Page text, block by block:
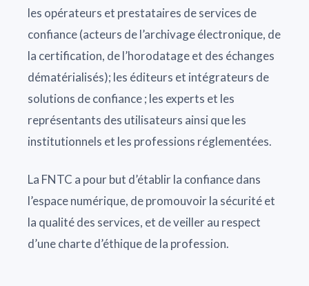
les opérateurs et prestataires de services de
confiance (acteurs de l’archivage électronique, de
la certification, de l’horodatage et des échanges
dématérialisés); les éditeurs et intégrateurs de
solutions de confiance ; les experts et les
représentants des utilisateurs ainsi que les
institutionnels et les professions réglementées.
La FNTC a pour but d’établir la confiance dans
l’espace numérique, de promouvoir la sécurité et
la qualité des services, et de veiller au respect
d’une charte d’éthique de la profession.